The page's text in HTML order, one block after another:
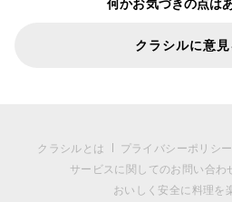
クラシルに意
クラシルとは プライバシーポリシー
サービスに関してのお問い合わ
おいしく安全に料理を